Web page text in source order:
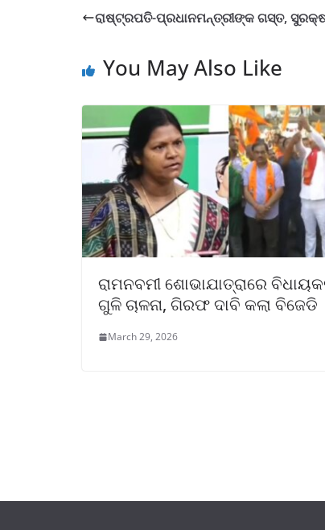
ରାଷ୍ଟ୍ରପତି-ପ୍ରଧାନମନ୍ତ୍ରୀଙ୍କ ଗସ୍ତ,
You May Also Like
ରାମନବମୀ ଶୋଭାଯାତ୍ରାରେ
ଗୁଳି ଚାଳନା, ଗିରଫ ଦାବି କଲା ବିଜେଡି
March 29, 2026